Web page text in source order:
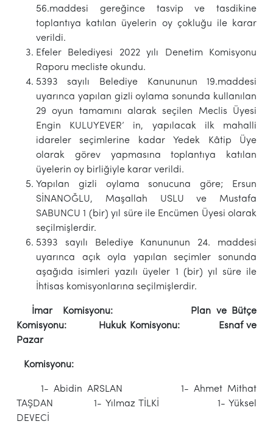
56.maddesi gereğince tasvip ve tasdikine
toplantıya katılan üyelerin oy çokluğu ile karar
verildi.
Efeler Belediyesi 2022 yılı Denetim Komisyonu
Raporu mecliste okundu.
5393 sayılı Belediye Kanununun 19.maddesi
uyarınca yapılan gizli oylama sonunda kullanılan
29 oyun tamamını alarak seçilen Meclis Üyesi
Engin KULUYEVER’ in, yapılacak ilk mahalli
idareler seçimlerine kadar Yedek Kâtip Üye
olarak görev yapmasına toplantıya katılan
üyelerin oy birliğiyle karar verildi.
Yapılan gizli oylama sonucuna göre; Ersun
SİNANOĞLU, Maşallah USLU ve Mustafa
SABUNCU 1 (bir) yıl süre ile Encümen Üyesi olarak
seçilmişlerdir.
5393 sayılı Belediye Kanununun 24. maddesi
uyarınca açık oyla yapılan seçimler sonunda
aşağıda isimleri yazılı üyeler 1 (bir) yıl süre ile
İhtisas komisyonlarına seçilmişlerdir.
İmar Komisyonu: Plan ve Bütçe
Komisyonu: Hukuk Komisyonu: Esnaf ve
Pazar
Komisyonu:
1- Abidin ARSLAN 1- Ahmet Mithat
TAŞDAN 1- Yılmaz TİLKİ 1- Yüksel
DEVECİ